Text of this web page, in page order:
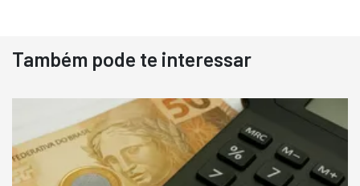
Destaque
Usado
Pá Carregadeira Cat 966
Ano 1987
Londrina
Também pode te interessar